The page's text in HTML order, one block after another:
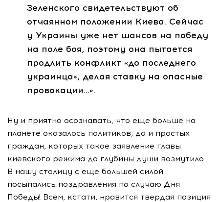
Зеленского свидетельствуют об
отчаянном положении Киева. Сейчас
у Украины уже нет шансов на победу
на поле боя, поэтому она пытается
продлить конфликт «до последнего
украинца», делая ставку на опасные
провокации…».
Ну и приятно осознавать, что еще больше на
планете оказалось политиков, да и простых
граждан, которых такое заявление главы
киевского режима до глубины души возмутило.
В нашу столицу с еще большей силой
посыпались поздравления по случаю Дня
Победы! Всем, кстати, нравится твердая позиция